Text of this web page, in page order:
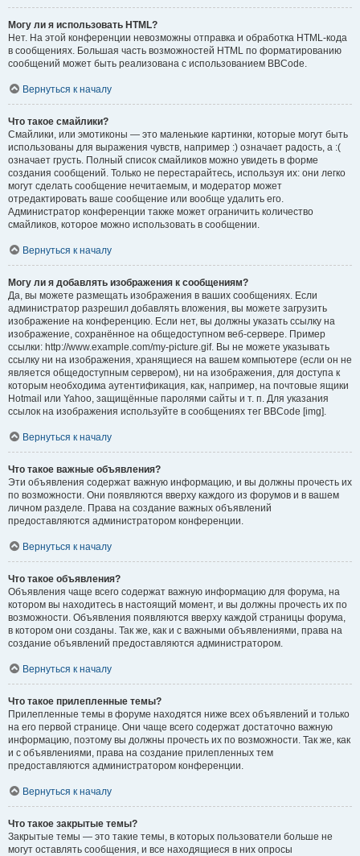
Могу ли я использовать HTML?
Нет. На этой конференции невозможны отправка и обработка HTML-кода
в сообщениях. Большая часть возможностей HTML по форматированию
сообщений может быть реализована с использованием BBCode.
Вернуться к началу
Что такое смайлики?
Смайлики, или эмотиконы — это маленькие картинки, которые могут быть
использованы для выражения чувств, например :) означает радость, а :(
означает грусть. Полный список смайликов можно увидеть в форме
создания сообщений. Только не перестарайтесь, используя их: они легко
могут сделать сообщение нечитаемым, и модератор может
отредактировать ваше сообщение или вообще удалить его.
Администратор конференции также может ограничить количество
смайликов, которое можно использовать в сообщении.
Вернуться к началу
Могу ли я добавлять изображения к сообщениям?
Да, вы можете размещать изображения в ваших сообщениях. Если
администратор разрешил добавлять вложения, вы можете загрузить
изображение на конференцию. Если нет, вы должны указать ссылку на
изображение, сохранённое на общедоступном веб-сервере. Пример
ссылки: http://www.example.com/my-picture.gif. Вы не можете указывать
ссылку ни на изображения, хранящиеся на вашем компьютере (если он не
является общедоступным сервером), ни на изображения, для доступа к
которым необходима аутентификация, как, например, на почтовые ящики
Hotmail или Yahoo, защищённые паролями сайты и т. п. Для указания
ссылок на изображения используйте в сообщениях тег BBCode [img].
Вернуться к началу
Что такое важные объявления?
Эти объявления содержат важную информацию, и вы должны прочесть их
по возможности. Они появляются вверху каждого из форумов и в вашем
личном разделе. Права на создание важных объявлений
предоставляются администратором конференции.
Вернуться к началу
Что такое объявления?
Объявления чаще всего содержат важную информацию для форума, на
котором вы находитесь в настоящий момент, и вы должны прочесть их по
возможности. Объявления появляются вверху каждой страницы форума,
в котором они созданы. Так же, как и с важными объявлениями, права на
создание объявлений предоставляются администратором.
Вернуться к началу
Что такое прилепленные темы?
Прилепленные темы в форуме находятся ниже всех объявлений и только
на его первой странице. Они чаще всего содержат достаточно важную
информацию, поэтому вы должны прочесть их по возможности. Так же, как
и с объявлениями, права на создание прилепленных тем
предоставляются администратором конференции.
Вернуться к началу
Что такое закрытые темы?
Закрытые темы — это такие темы, в которых пользователи больше не
могут оставлять сообщения, и все находящиеся в них опросы